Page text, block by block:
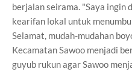
berjalan seirama. "Saya ingin
kearifan lokal untuk
Selamat, mudah-mudahan
Kecamatan Sawoo menjadi
guyub rukun agar Sawoo